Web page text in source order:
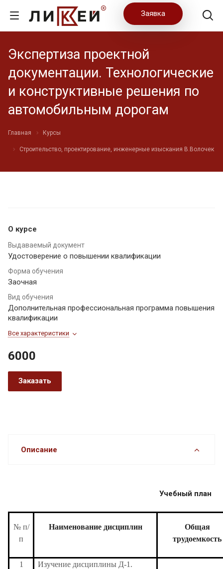
Заявка
Экспертиза проектной
документации. Технологические
и конструктивные решения по
автомобильным дорогам
Главная Курсы
Строительство, проектирование, инженерные изыскания В.Волочек
О курсе
Выдаваемый документ
Удостоверение о повышении квалификации
Форма обучения
Заочная
Вид обучения
Дополнительная профессиональная программа повышения
квалификации
Все характеристики
6000
Заказать
Описание
Учебный план
№ п/
п
Наименование дисциплин
Общая
трудоемкость
1
Изучение дисциплины Д-1.